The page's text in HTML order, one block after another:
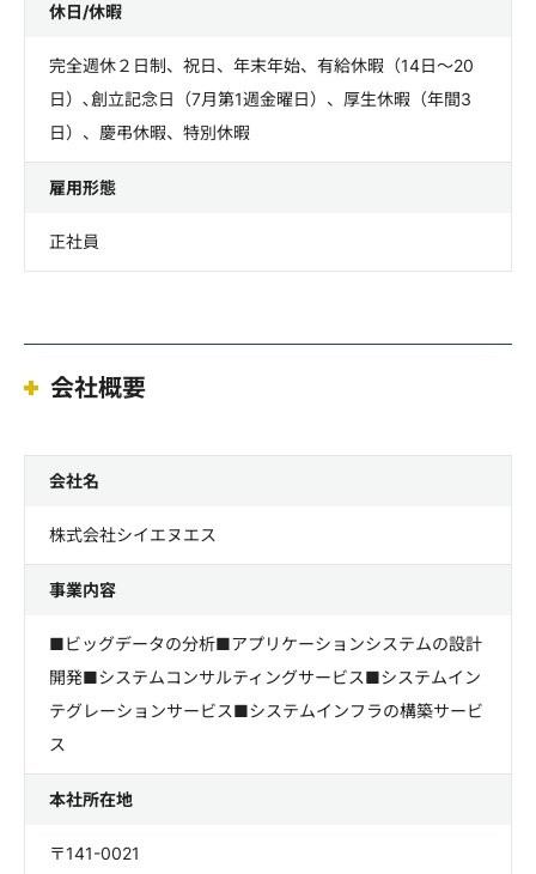
休日/休暇
完全週休２日制、祝日、年末年始、有給休暇（14日～20
日）､創立記念日（7月第1週金曜日）、厚生休暇（年間3
日）、慶弔休暇、特別休暇
雇用形態
正社員
会社概要
会社名
株式会社シイエヌエス
事業内容
■ビッグデータの分析■アプリケーションシステムの設計
開発■システムコンサルティングサービス■システムイン
テグレーションサービス■システムインフラの構築サービ
ス
本社所在地
〒141-0021